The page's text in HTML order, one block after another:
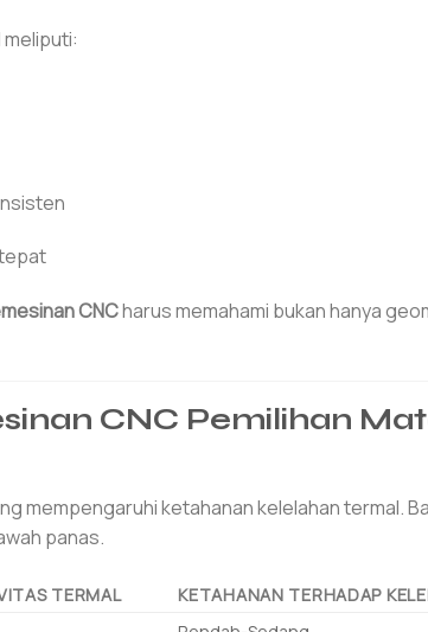
CNCharus memahami bukan hanya
CNC Pemilihan
mempengaruhi ketahanan kelelahan termal.
panas.
TERMAL KETAHANAN TERHADAP